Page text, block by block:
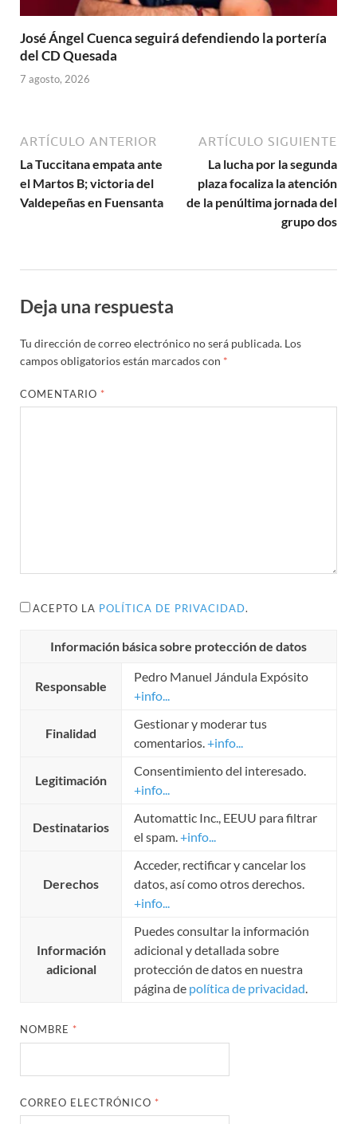
José Ángel Cuenca seguirá defendiendo la portería
del CD Quesada
7 agosto, 2026
ARTÍCULO ANTERIOR
La Tuccitana empata ante
el Martos B; victoria del
Valdepeñas en Fuensanta
ARTÍCULO SIGUIENTE
La lucha por la segunda
plaza focaliza la atención
de la penúltima jornada del
grupo dos
Deja una respuesta
Tu dirección de correo electrónico no será publicada. Los
campos obligatorios están marcados con *
COMENTARIO *
ACEPTO LA POLÍTICA DE PRIVACIDAD.
Información básica sobre protección de datos
Responsable
Pedro Manuel Jándula Expósito
+info...
Finalidad
Gestionar y moderar tus
comentarios.+info...
Legitimación
Consentimiento del interesado.
+info...
Destinatarios
Automattic Inc., EEUU para filtrar
el spam.+info...
Derechos
Acceder, rectificar y cancelar los
datos, así como otros derechos.
+info...
Información
adicional
Puedes consultar la información
adicional y detallada sobre
protección de datos en nuestra
página de política de privacidad.
NOMBRE *
CORREO ELECTRÓNICO *